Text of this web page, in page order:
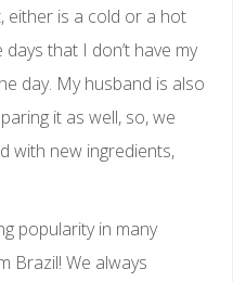
either is a cold or a hot
that I don’t have my
day. My husband is also
it as well, so, we
with new ingredients,
popularity in many
Brazil! We always